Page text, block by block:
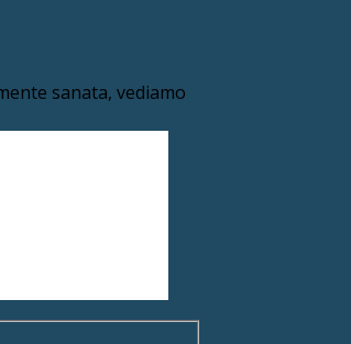
sanata, vediamo